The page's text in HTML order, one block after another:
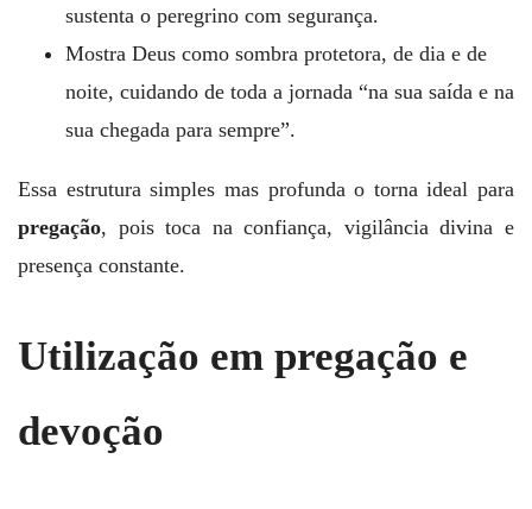
sustenta o peregrino com segurança.
Mostra Deus como sombra protetora, de dia e de
noite, cuidando de toda a jornada “na sua saída e na
sua chegada para sempre”.
Essa estrutura simples mas profunda o torna ideal para
pregação, pois toca na confiança, vigilância divina e
presença constante.
Utilização em pregação e
devoção